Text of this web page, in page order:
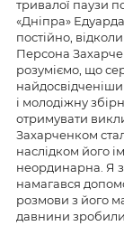
тривалої паузи
«Дніпра»
постійно,
Персона
розуміємо, що
і молодіжну
отримувати
Захарченком
наслідком його
неординарна. Я
намагався
розмови з його
давнини